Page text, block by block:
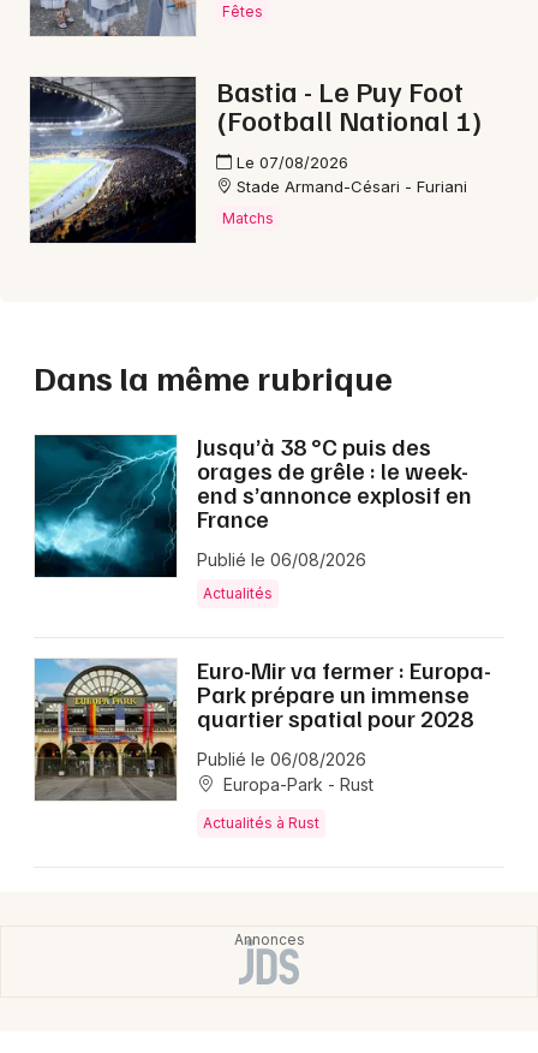
Fêtes
Bastia - Le Puy Foot
(Football National 1)
Le 07/08/2026
Stade Armand-Césari - Furiani
Matchs
Dans la même rubrique
Jusqu’à 38 °C puis des
orages de grêle : le week-
end s’annonce explosif en
France
Publié le 06/08/2026
Actualités
Euro-Mir va fermer : Europa-
Park prépare un immense
quartier spatial pour 2028
Publié le 06/08/2026
Europa-Park - Rust
Actualités à Rust